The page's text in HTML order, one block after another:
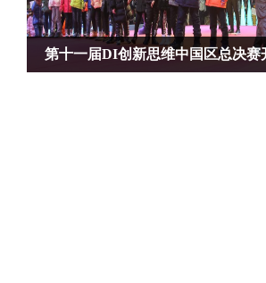
第十一届DI创新思维中国区总决赛